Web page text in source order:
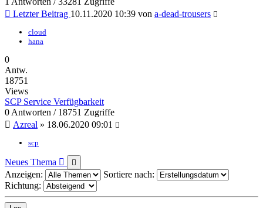
Letzter Beitrag 10.11.2020 10:39 von a-dead-trousers
cloud
hana
0
Antw.
18751
Views
SCP Service Verfügbarkeit
0 Antworten / 18751 Zugriffe
Azreal » 18.06.2020 09:01
scp
Neues Thema
Anzeigen:
Sortiere nach:
Richtung: